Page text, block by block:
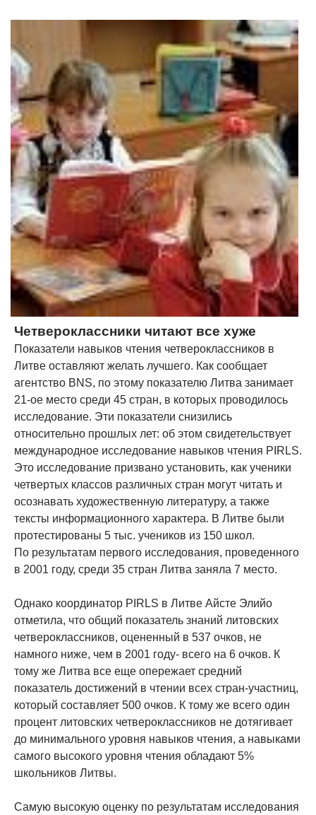
Четвероклассники читают все хуже
Показатели навыков чтения четвероклассников в
Литве оставляют желать лучшего. Как сообщает
агентство BNS, по этому показателю Литва занимает
21-ое место среди 45 стран, в которых проводилось
исследование. Эти показатели снизились
относительно прошлых лет: об этом свидетельствует
международное исследование навыков чтения PIRLS.
Это исследование призвано установить, как ученики
четвертых классов различных стран могут читать и
осознавать художественную литературу, а также
тексты информационного характера. В Литве были
протестированы 5 тыс. учеников из 150 школ.
По результатам первого исследования, проведенного
в 2001 году, среди 35 стран Литва заняла 7 место.
Однако координатор PIRLS в Литве Айсте Элийо
отметила, что общий показатель знаний литовских
четвероклассников, оцененный в 537 очков, не
намного ниже, чем в 2001 году- всего на 6 очков. К
тому же Литва все еще опережает средний
показатель достижений в чтении всех стран-участниц,
который составляет 500 очков. К тому же всего один
процент литовских четвероклассников не дотягивает
до минимального уровня навыков чтения, а навыками
самого высокого уровня чтения обладают 5%
школьников Литвы.
Самую высокую оценку по результатам исследования